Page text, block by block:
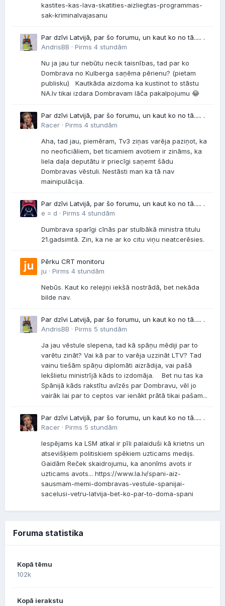
kastites-kas-lava-skatities-aizliegtas-programmas-
sak-kriminalvajasanu
Par dzīvi Latvijā, par šo forumu, un kaut ko no tā..... .
AndrisBB · Pirms 4 stundām
Nu ja jau tur nebūtu necik taisnības, tad par ko
Dombrava no Kulberga saņēma pērienu? (pietam
publisku) Kautkāda aizdoma ka kustinot to stāstu
NA.lv tikai izdara Dombravam lāča pakalpojumu 😂
Par dzīvi Latvijā, par šo forumu, un kaut ko no tā..... .
Racer · Pirms 4 stundām
Aha, tad jau, piemēram, Tv3 ziņas varēja paziņot, ka
no neoficiāliem, bet ticamiem avotiem ir zināms, ka
liela daļa deputātu ir priecīgi saņemt šādu
Dombravas vēstuli. Nestāsti man ka tā nav
mainipulācija.
Par dzīvi Latvijā, par šo forumu, un kaut ko no tā..... .
e = d · Pirms 4 stundām
Dumbrava sparīgi cīnās par stulbākā ministra titulu
21.gadsimtā. Zin, ka ne ar ko citu viņu neatcerēsies.
Pērku CRT monitoru
ju · Pirms 4 stundām
Nebūs. Kaut ko relejiņi iekšā nostrādā, bet nekāda
bilde nav.
Par dzīvi Latvijā, par šo forumu, un kaut ko no tā..... .
AndrisBB · Pirms 5 stundām
Ja jau vēstule slepena, tad kā spāņu mēdiji par to
varētu zināt? Vai kā par to varēja uzzināt LTV? Tad
vainu tiešām spāņu diplomāti aizrādija, vai pašā
Iekšlietu ministrījā kāds to izdomāja. Bet nu tas ka
Spānijā kāds rakstītu avīzēs par Dombravu, vēl jo
vairāk lai par to ceptos var ienākt prātā tikai pašam...
Par dzīvi Latvijā, par šo forumu, un kaut ko no tā..... .
Racer · Pirms 5 stundām
Iespējams ka LSM atkal ir pīli palaiduši kā krietns un
atsevišķiem politiskiem spēkiem uzticams medijs.
Gaidām Reček skaidrojumu, ka anonīms avots ir
uzticams avots... https://www.la.lv/spani-aiz-
sausmam-memi-dombravas-vestule-spanijai-
sacelusi-vetru-latvija-bet-ko-par-to-doma-spani
Foruma statistika
Kopā tēmu
102k
Kopā ierakstu